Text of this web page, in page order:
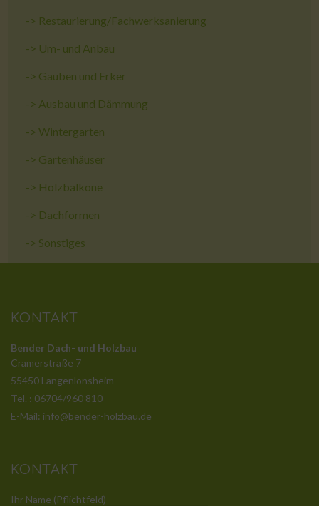
-> Restaurierung/Fachwerksanierung
-> Um- und Anbau
-> Gauben und Erker
-> Ausbau und Dämmung
->Wintergarten
-> Gartenhäuser
-> Holzbalkone
-> Dachformen
-> Sonstiges
KONTAKT
Bender Dach- und Holzbau
Cramerstraße 7
55450 Langenlonsheim
Tel. : 06704/960 810
E-Mail: info@bender-holzbau.de
KONTAKT
Ihr Name (Pflichtfeld)